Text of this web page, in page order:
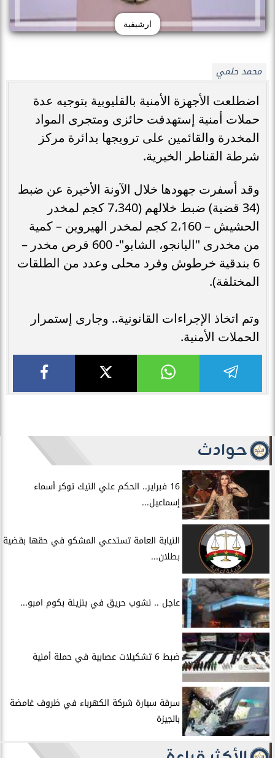
ارشيفية
محمد حلمي
اضطلعت الأجهزة الأمنية بالقليوبية بتوجيه عدة
حملات أمنية إستهدفت حائزى ومتجرى المواد
المخدرة والقائمين على ترويجها بدائرة مركز
شرطة القناطر الخيرية.
وقد أسفرت جهودها خلال الآونة الأخيرة عن ضبط
(34 قضية) ضبط خلالهم (7،340 كجم لمخدر
الحشيش – 2،160 كجم لمخدر الهيروين – كمية
من مخدرى "البانجو، الشابو"- 600 قرص مخدر –
6 بندقية خرطوش وفرد محلى وعدد من الطلقات
المختلفة).
وتم اتخاذ الإجراءات القانونية.. وجارى إستمرار
الحملات الأمنية.
حوادث
16 فبراير.. الحكم علي التيك توكر أسماء
إسماعيل...
النيابة العامة تستدعي المشكو في حقها بقضية
بطلان...
عاجل .. نشوب حريق في بنزينة بكوم امبو...
ضبط 6 تشكيلات عصابية في حملة أمنية
سرقة سيارة شركة الكهرباء في ظروف غامضة
بالجيزة